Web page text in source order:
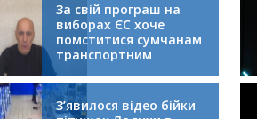
За свій програш на
виборах ЄС хоче
помститися сумчанам
транспортним
колапсом
З’явилося відео бійки